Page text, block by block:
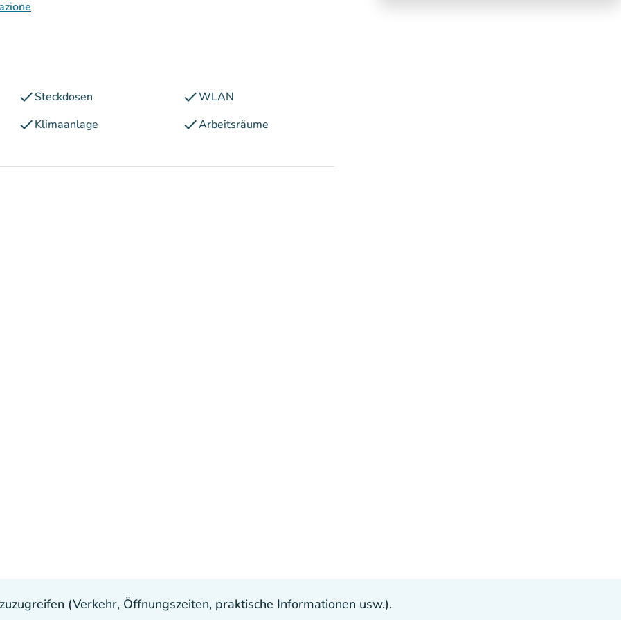
checkSteckdosen checkWLAN
checkKlimaanlage checkArbeitsräume
(Verkehr, Öffnungszeiten, praktische Informationen usw.).